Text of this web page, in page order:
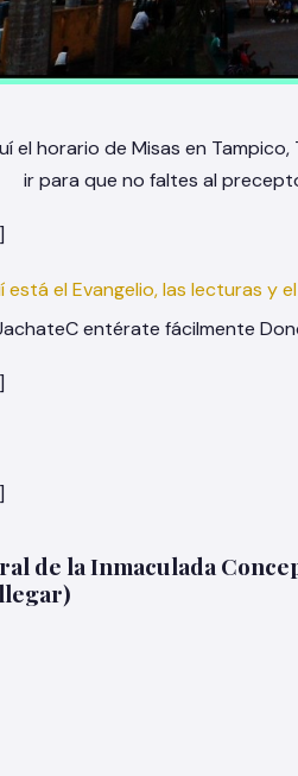
el horario de Misas en
ir para que no faltes al
está el Evangelio, las lecturas y
entérate fácilmente
de la Inmaculada